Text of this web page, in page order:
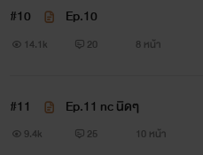
เมคิน
#10 Ep.10
14.1k 20 8 หน้า
#11 Ep.11 nc นิดๆ
9.4k 25 10 หน้า